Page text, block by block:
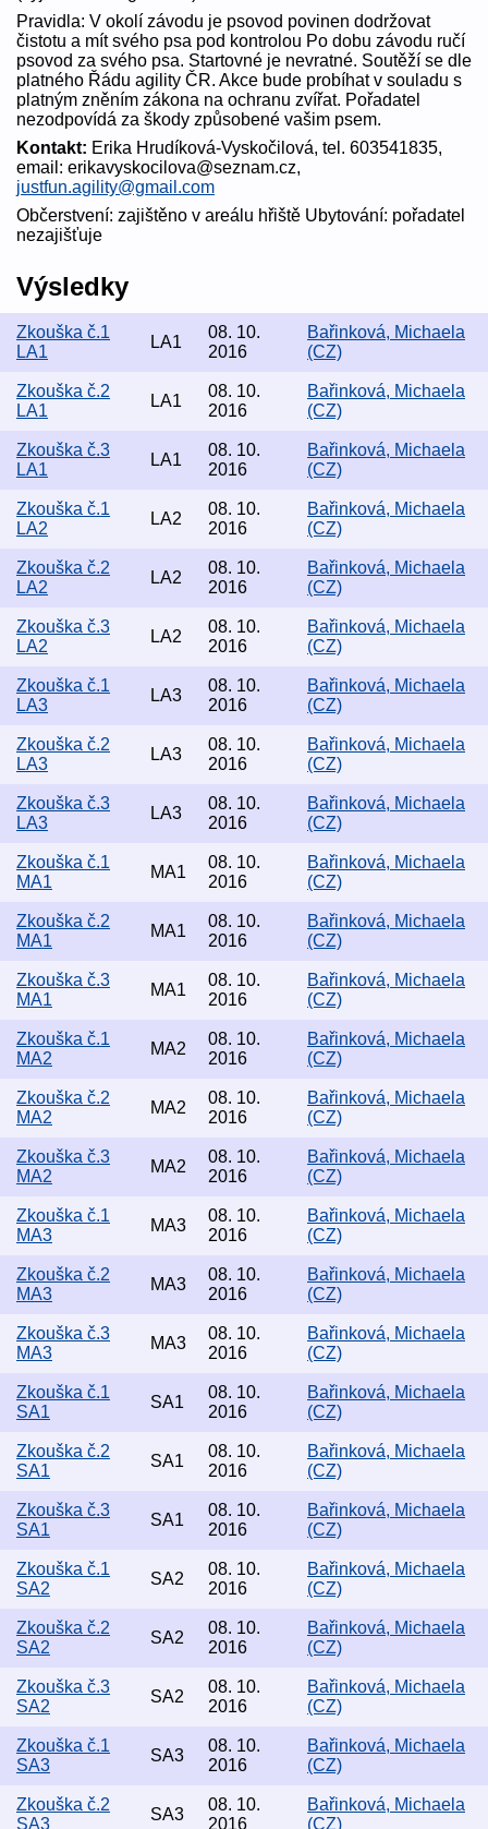
Pravidla: V okolí závodu je psovod povinen dodržovat
čistotu a mít svého psa pod kontrolou Po dobu závodu ručí
psovod za svého psa. Startovné je nevratné. Soutěží se dle
platného Řádu agility ČR. Akce bude probíhat v souladu s
platným zněním zákona na ochranu zvířat. Pořadatel
nezodpovídá za škody způsobené vašim psem.
Kontakt: Erika Hrudíková-Vyskočilová, tel. 603541835,
email: erikavyskocilova@seznam.cz,
justfun.agility@gmail.com
Občerstvení: zajištěno v areálu hřiště Ubytování: pořadatel
nezajišťuje
Výsledky
Zkouška č.1
LA1
LA1
08. 10.
2016
Bařinková, Michaela
(CZ)
Zkouška č.2
LA1
LA1
08. 10.
2016
Bařinková, Michaela
(CZ)
Zkouška č.3
LA1
LA1
08. 10.
2016
Bařinková, Michaela
(CZ)
Zkouška č.1
LA2
LA2
08. 10.
2016
Bařinková, Michaela
(CZ)
Zkouška č.2
LA2
LA2
08. 10.
2016
Bařinková, Michaela
(CZ)
Zkouška č.3
LA2
LA2
08. 10.
2016
Bařinková, Michaela
(CZ)
Zkouška č.1
LA3
LA3
08. 10.
2016
Bařinková, Michaela
(CZ)
Zkouška č.2
LA3
LA3
08. 10.
2016
Bařinková, Michaela
(CZ)
Zkouška č.3
LA3
LA3
08. 10.
2016
Bařinková, Michaela
(CZ)
Zkouška č.1
MA1
MA1
08. 10.
2016
Bařinková, Michaela
(CZ)
Zkouška č.2
MA1
MA1
08. 10.
2016
Bařinková, Michaela
(CZ)
Zkouška č.3
MA1
MA1
08. 10.
2016
Bařinková, Michaela
(CZ)
Zkouška č.1
MA2
MA2
08. 10.
2016
Bařinková, Michaela
(CZ)
Zkouška č.2
MA2
MA2
08. 10.
2016
Bařinková, Michaela
(CZ)
Zkouška č.3
MA2
MA2
08. 10.
2016
Bařinková, Michaela
(CZ)
Zkouška č.1
MA3
MA3
08. 10.
2016
Bařinková, Michaela
(CZ)
Zkouška č.2
MA3
MA3
08. 10.
2016
Bařinková, Michaela
(CZ)
Zkouška č.3
MA3
MA3
08. 10.
2016
Bařinková, Michaela
(CZ)
Zkouška č.1
SA1
SA1
08. 10.
2016
Bařinková, Michaela
(CZ)
Zkouška č.2
SA1
SA1
08. 10.
2016
Bařinková, Michaela
(CZ)
Zkouška č.3
SA1
SA1
08. 10.
2016
Bařinková, Michaela
(CZ)
Zkouška č.1
SA2
SA2
08. 10.
2016
Bařinková, Michaela
(CZ)
Zkouška č.2
SA2
SA2
08. 10.
2016
Bařinková, Michaela
(CZ)
Zkouška č.3
SA2
SA2
08. 10.
2016
Bařinková, Michaela
(CZ)
Zkouška č.1
SA3
SA3
08. 10.
2016
Bařinková, Michaela
(CZ)
Zkouška č.2
SA3
SA3
08. 10.
2016
Bařinková, Michaela
(CZ)